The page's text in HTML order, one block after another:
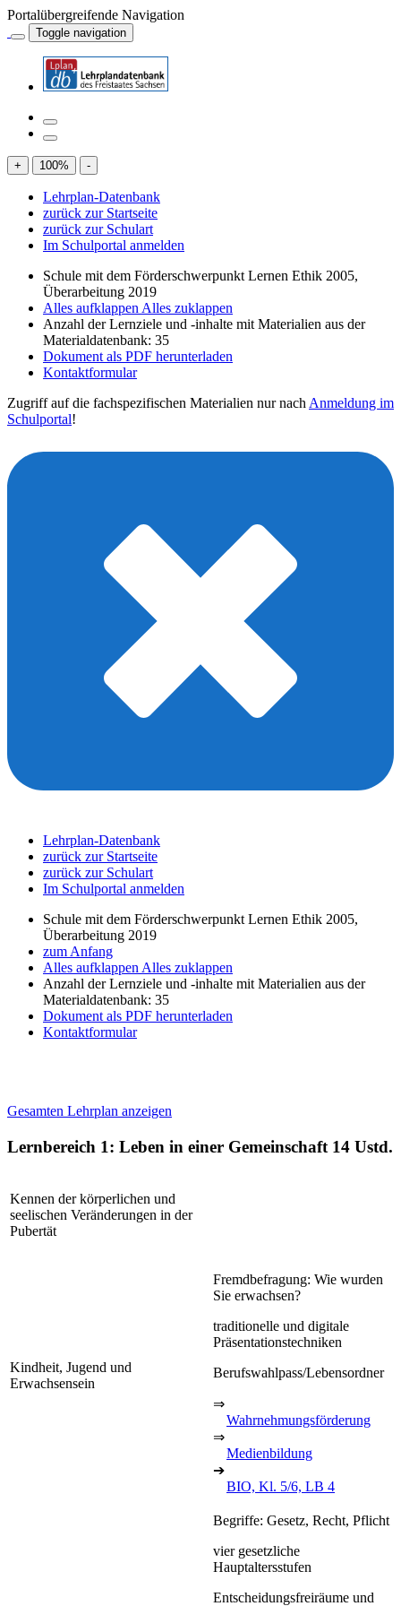
Portalübergreifende Navigation
Toggle navigation
+ 100% -
Lehrplan-Datenbank
zurück zur Startseite
zurück zur Schulart
Im Schulportal anmelden
Schule mit dem Förderschwerpunkt Lernen Ethik 2005,
Überarbeitung 2019
Alles aufklappen Alles zuklappen
Anzahl der Lernziele und -inhalte mit Materialien aus der
Materialdatenbank: 35
Dokument als PDF herunterladen
Kontaktformular
Zugriff auf die fachspezifischen Materialien nur nach Anmeldung im
Schulportal!
Lehrplan-Datenbank
zurück zur Startseite
zurück zur Schulart
Im Schulportal anmelden
Schule mit dem Förderschwerpunkt Lernen Ethik 2005,
Überarbeitung 2019
zum Anfang
Alles aufklappen Alles zuklappen
Anzahl der Lernziele und -inhalte mit Materialien aus der
Materialdatenbank: 35
Dokument als PDF herunterladen
Kontaktformular
Gesamten Lehrplan anzeigen
Lernbereich 1: Leben in einer Gemeinschaft 14 Ustd.
Kennen der körperlichen und
seelischen Veränderungen in der
Pubertät
Kindheit, Jugend und
Erwachsensein
Fremdbefragung: Wie wurden
Sie erwachsen?
traditionelle und digitale
Präsentationstechniken
Berufswahlpass/Lebensordner
⇒
Wahrnehmungsförderung
⇒
Medienbildung
➔
BIO, Kl. 5/6, LB 4
Begriffe: Gesetz, Recht, Pflicht
vier gesetzliche
Hauptaltersstufen
Entscheidungsfreiräume und